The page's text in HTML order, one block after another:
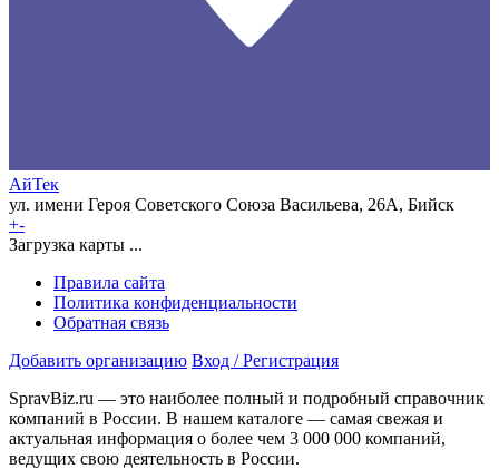
АйТек
ул. имени Героя Советского Союза Васильева, 26А, Бийск
+-
Загрузка карты ...
Правила сайта
Политика конфиденциальности
Обратная связь
Добавить организацию Вход / Регистрация
SpravBiz.ru — это наиболее полный и подробный справочник
компаний в России. В нашем каталоге — самая свежая и
актуальная информация о более чем 3 000 000 компаний,
ведущих свою деятельность в России.